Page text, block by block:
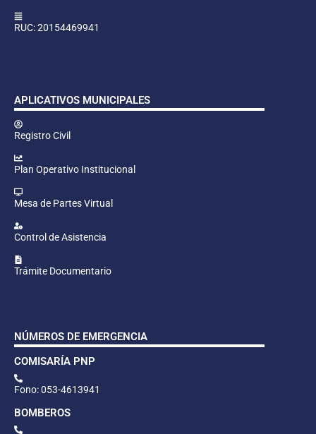
RUC: 20154469941
APLICATIVOS MUNICIPALES
Registro Civil
Plan Operativo Institucional
Mesa de Partes Virtual
Control de Asistencia
Trámite Documentario
NÚMEROS DE EMERGENCIA
COMISARÍA PNP
Fono: 053-4613941
BOMBEROS